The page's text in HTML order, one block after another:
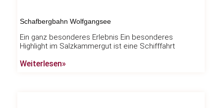
Schafbergbahn Wolfgangsee
Ein ganz besonderes Erlebnis Ein besonderes
Highlight im Salzkammergut ist eine Schifffahrt
Weiterlesen»